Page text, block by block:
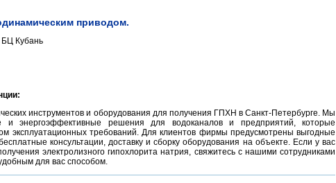
приводом.
БЦ Кубань
инструментов и оборудования для получения ГПХН в Санкт-Петербурге. Мы
и энергоэффективные решения для водоканалов и предприятий, которые
эксплуатационных требований. Для клиентов фирмы предусмотрены выгодные
консультации, доставку и сборку оборудования на объекте. Если у вас
электролизного гипохлорита натрия, свяжитесь с нашими сотрудниками
для вас способом.